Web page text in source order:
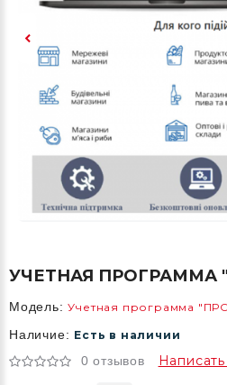
УЧЕТНАЯ ПРОГРАММА
Модель: Учетная программа
Наличие: Есть в наличии
0 отзывов